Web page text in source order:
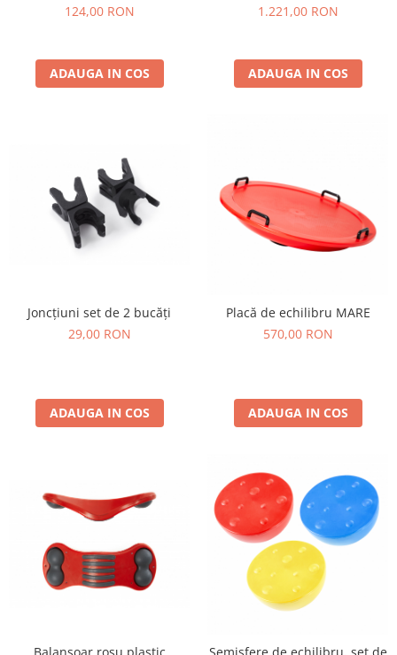
124,00 RON
ADAUGA IN COS
1.221,00 RON
ADAUGA IN COS
Joncțiuni set de 2 bucăți
29,00 RON
ADAUGA IN COS
Placă de echilibru MARE
570,00 RON
ADAUGA IN COS